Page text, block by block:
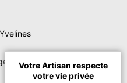
toiture Yvelines
Votre Artisan respecte
votre vie privée